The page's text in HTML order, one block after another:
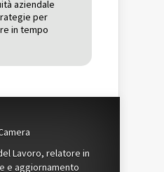
aziendale
per
in tempo
Lavoro, relatore in
e aggiornamento